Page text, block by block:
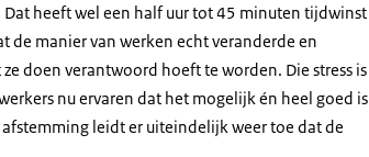
heeft wel een half uur tot 45 minuten tijdwinst
de manier van werken echt veranderde en
doen verantwoord hoeft te worden. Die stress is
nu ervaren dat het mogelijk én heel goed is
leidt er uiteindelijk weer toe dat de